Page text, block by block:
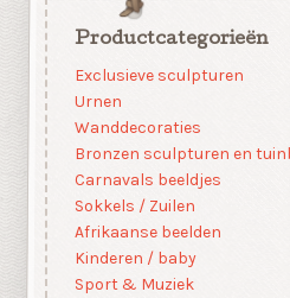
Productcategorieën
Exclusieve sculpturen
Urnen
Wanddecoraties
Bronzen sculpturen en
Carnavals beeldjes
Sokkels / Zuilen
Afrikaanse beelden
Kinderen / baby
Sport & Muziek